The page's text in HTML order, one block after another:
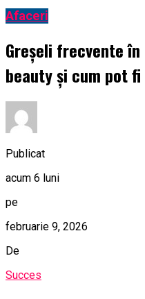
Afaceri
Greșeli frecvente
beauty și cum pot
Publicat
acum 6 luni
pe
februarie 9, 2026
De
Succes